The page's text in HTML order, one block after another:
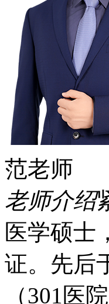
范老师
老师介绍
医学硕士
证。先后
（301医